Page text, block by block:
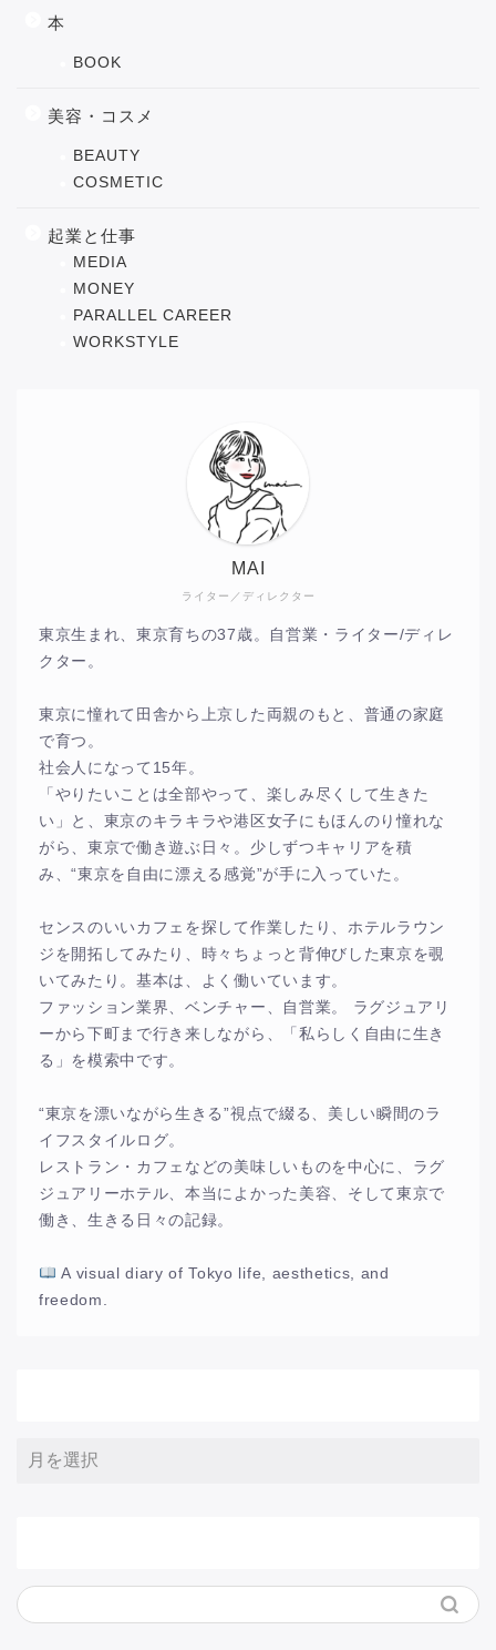
本
BOOK
美容・コスメ
BEAUTY
COSMETIC
起業と仕事
MEDIA
MONEY
PARALLEL CAREER
WORKSTYLE
ライター／ディレクター
MAI
東京生まれ、東京育ちの37歳。自営業・ライター/ディレ
クター。
東京に憧れて田舎から上京した両親のもと、普通の家庭
で育つ。
社会人になって15年。
「やりたいことは全部やって、楽しみ尽くして生きた
い」と、東京のキラキラや港区女子にもほんのり憧れな
がら、東京で働き遊ぶ日々。少しずつキャリアを積
み、“東京を自由に漂える感覚”が手に入っていた。
センスのいいカフェを探して作業したり、ホテルラウン
ジを開拓してみたり、時々ちょっと背伸びした東京を覗
いてみたり。基本は、よく働いています。
ファッション業界、ベンチャー、自営業。 ラグジュアリ
ーから下町まで行き来しながら、「私らしく自由に生き
る」を模索中です。
“東京を漂いながら生きる”視点で綴る、美しい瞬間のラ
イフスタイルログ。
レストラン・カフェなどの美味しいものを中心に、ラグ
ジュアリーホテル、本当によかった美容、そして東京で
働き、生きる日々の記録。
A visual diary of Tokyo life, aesthetics, and
freedom.